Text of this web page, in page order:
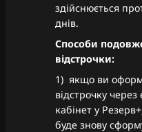
здійснюється
днів.
Способи
відстрочки:
1) якщо ви
відстрочку
кабінет у
буде знову